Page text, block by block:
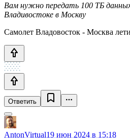
Вам нужно передать 100 ТБ
Владивостоке в Москву
Самолет Владовосток - Москва
Ответить
AntonVirtual19 июн 2024 в 15:18